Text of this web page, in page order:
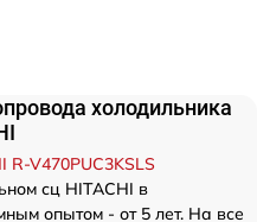
холодильника
R-V470PUC3KSLS
сц HITACHI в
опытом - от 5 лет. На все